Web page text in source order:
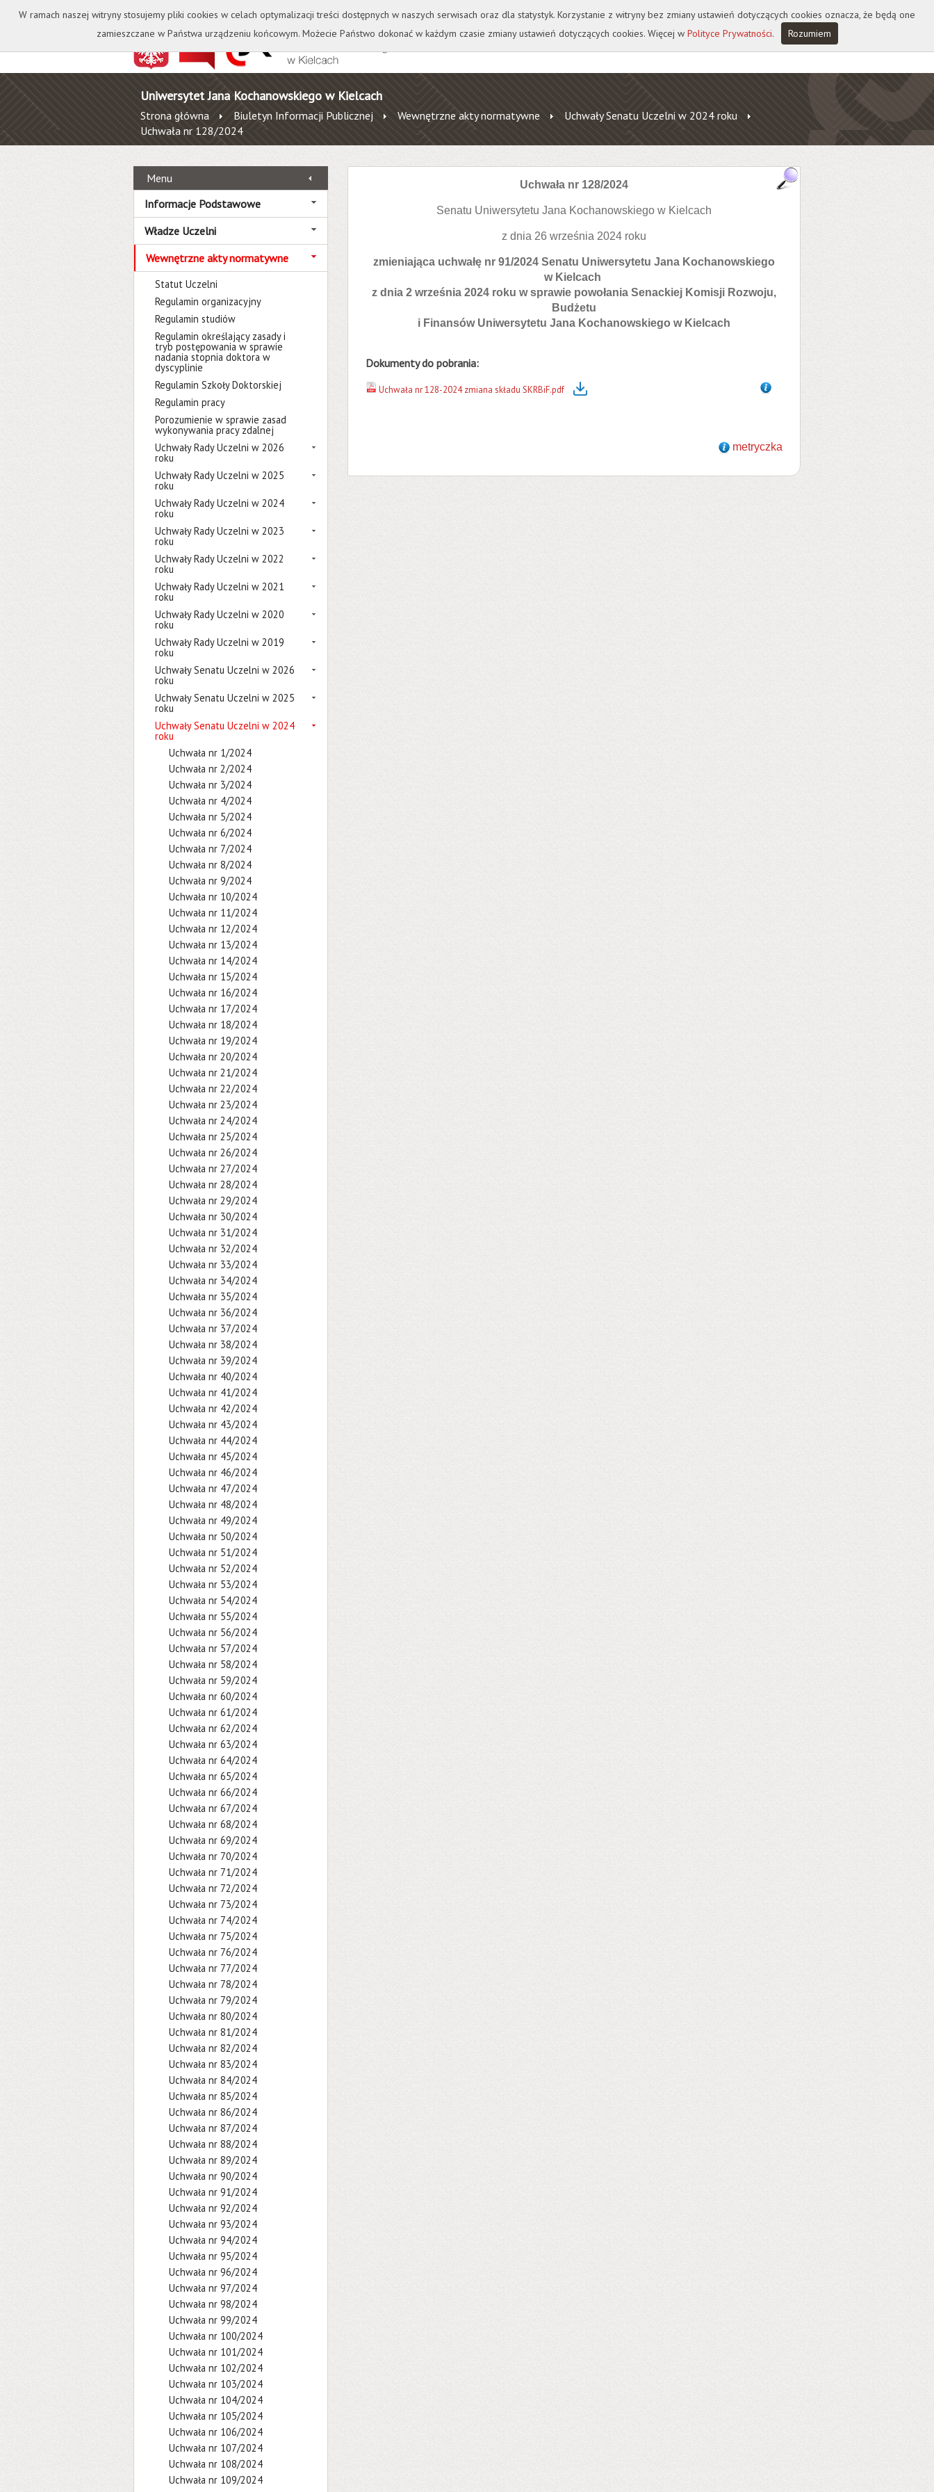
Kontakt Biblioteka Wydawnictwo Wirtualna Uczelnia A A A A
Uniwersytet Jana Kochanowskiego w Kielcach
Strona główna Biuletyn Informacji Publicznej Wewnętrzne akty normatywne
Uchwały Senatu Uczelni w 2024 roku
Uchwała nr 128/2024
Menu
Informacje Podstawowe
Władze Uczelni
Wewnętrzne akty normatywne
Statut Uczelni
Regulamin organizacyjny
Regulamin studiów
Regulamin określający zasady i
tryb postępowania w sprawie
nadania stopnia doktora w
dyscyplinie
Regulamin Szkoły Doktorskiej
Regulamin pracy
Porozumienie w sprawie zasad
wykonywania pracy zdalnej
Uchwały Rady Uczelni w 2026
roku
Uchwały Rady Uczelni w 2025
roku
Uchwały Rady Uczelni w 2024
roku
Uchwały Rady Uczelni w 2023
roku
Uchwały Rady Uczelni w 2022
roku
Uchwały Rady Uczelni w 2021
roku
Uchwały Rady Uczelni w 2020
roku
Uchwały Rady Uczelni w 2019
roku
Uchwały Senatu Uczelni w 2026
roku
Uchwały Senatu Uczelni w 2025
roku
Uchwały Senatu Uczelni w 2024
roku
Uchwała nr 1/2024
Uchwała nr 2/2024
Uchwała nr 3/2024
Uchwała nr 4/2024
Uchwała nr 5/2024
Uchwała nr 6/2024
Uchwała nr 7/2024
Uchwała nr 8/2024
Uchwała nr 9/2024
Uchwała nr 10/2024
Uchwała nr 11/2024
Uchwała nr 12/2024
Uchwała nr 13/2024
Uchwała nr 14/2024
Uchwała nr 15/2024
Uchwała nr 16/2024
Uchwała nr 17/2024
Uchwała nr 18/2024
Uchwała nr 19/2024
Uchwała nr 20/2024
Uchwała nr 21/2024
Uchwała nr 22/2024
Uchwała nr 23/2024
Uchwała nr 24/2024
Uchwała nr 25/2024
Uchwała nr 26/2024
Uchwała nr 27/2024
Uchwała nr 28/2024
Uchwała nr 29/2024
Uchwała nr 30/2024
Uchwała nr 31/2024
Uchwała nr 32/2024
Uchwała nr 33/2024
Uchwała nr 34/2024
Uchwała nr 35/2024
Uchwała nr 36/2024
Uchwała nr 37/2024
Uchwała nr 38/2024
Uchwała nr 39/2024
Uchwała nr 40/2024
Uchwała nr 41/2024
Uchwała nr 42/2024
Uchwała nr 43/2024
Uchwała nr 44/2024
Uchwała nr 45/2024
Uchwała nr 46/2024
Uchwała nr 47/2024
Uchwała nr 48/2024
Uchwała nr 49/2024
Uchwała nr 50/2024
Uchwała nr 51/2024
Uchwała nr 52/2024
Uchwała nr 53/2024
Uchwała nr 54/2024
Uchwała nr 55/2024
Uchwała nr 56/2024
Uchwała nr 57/2024
Uchwała nr 58/2024
Uchwała nr 59/2024
Uchwała nr 60/2024
Uchwała nr 61/2024
Uchwała nr 62/2024
Uchwała nr 63/2024
Uchwała nr 64/2024
Uchwała nr 65/2024
Uchwała nr 66/2024
Uchwała nr 67/2024
Uchwała nr 68/2024
Uchwała nr 69/2024
Uchwała nr 70/2024
Uchwała nr 71/2024
Uchwała nr 72/2024
Uchwała nr 73/2024
Uchwała nr 74/2024
Uchwała nr 75/2024
Uchwała nr 76/2024
Uchwała nr 77/2024
Uchwała nr 78/2024
Uchwała nr 79/2024
Uchwała nr 80/2024
Uchwała nr 81/2024
Uchwała nr 82/2024
Uchwała nr 83/2024
Uchwała nr 84/2024
Uchwała nr 85/2024
Uchwała nr 86/2024
Uchwała nr 87/2024
Uchwała nr 88/2024
Uchwała nr 89/2024
Uchwała nr 90/2024
Uchwała nr 91/2024
Uchwała nr 92/2024
Uchwała nr 93/2024
Uchwała nr 94/2024
Uchwała nr 95/2024
Uchwała nr 96/2024
Uchwała nr 97/2024
Uchwała nr 98/2024
Uchwała nr 99/2024
Uchwała nr 100/2024
Uchwała nr 101/2024
Uchwała nr 102/2024
Uchwała nr 103/2024
Uchwała nr 104/2024
Uchwała nr 105/2024
Uchwała nr 106/2024
Uchwała nr 107/2024
Uchwała nr 108/2024
Uchwała nr 109/2024
Uchwała nr 128/2024
Senatu Uniwersytetu Jana Kochanowskiego w Kielcach
z dnia 26 września 2024 roku
zmieniająca uchwałę nr 91/2024 Senatu Uniwersytetu Jana Kochanowskiego
w Kielcach
z dnia 2 września 2024 roku w sprawie powołania Senackiej Komisji Rozwoju,
Budżetu
i Finansów Uniwersytetu Jana Kochanowskiego w Kielcach
Dokumenty do pobrania:
Uchwała nr 128-2024 zmiana składu SKRBiF.pdf
metryczka
W ramach naszej witryny stosujemy pliki cookies w celach optymalizacji treści dostępnych w naszych serwisach oraz dla statystyk. Korzystanie z witryny bez zmiany ustawień dotyczących cookies oznacza, że będą one
zamieszczane w Państwa urządzeniu końcowym. Możecie Państwo dokonać w każdym czasie zmiany ustawień dotyczących cookies. Więcej w Polityce Prywatności. Rozumiem